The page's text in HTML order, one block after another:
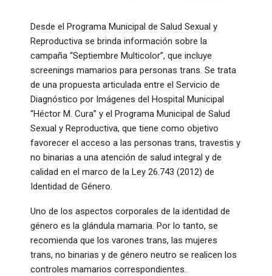
Desde el Programa Municipal de Salud Sexual y
Reproductiva se brinda información sobre la
campaña “Septiembre Multicolor”, que incluye
screenings mamarios para personas trans. Se trata
de una propuesta articulada entre el Servicio de
Diagnóstico por Imágenes del Hospital Municipal
“Héctor M. Cura” y el Programa Municipal de Salud
Sexual y Reproductiva, que tiene como objetivo
favorecer el acceso a las personas trans, travestis y
no binarias a una atención de salud integral y de
calidad en el marco de la Ley 26.743 (2012) de
Identidad de Género.
Uno de los aspectos corporales de la identidad de
género es la glándula mamaria. Por lo tanto, se
recomienda que los varones trans, las mujeres
trans, no binarias y de género neutro se realicen los
controles mamarios correspondientes.